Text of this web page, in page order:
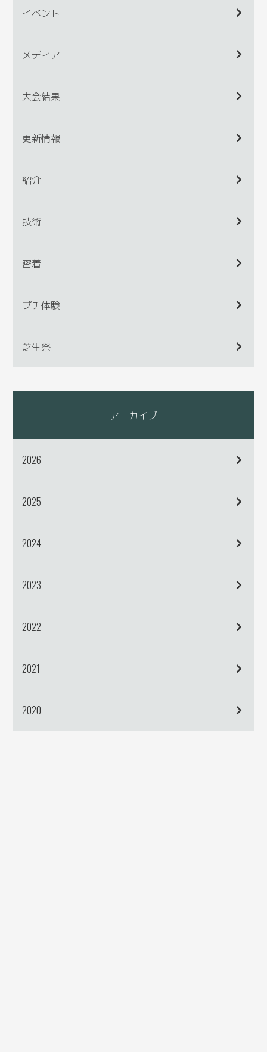
イベント
メディア
大会結果
更新情報
紹介
技術
密着
プチ体験
芝生祭
アーカイブ
2026
2025
2024
2023
2022
2021
2020